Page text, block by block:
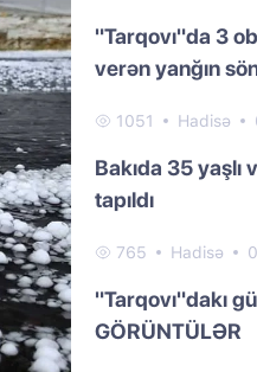
"Tarqovı"da 3
verən yanğın
1051 Hadisə
Bakıda 35 yaşlı
tapıldı
765 Hadisə
"Tarqovı"dakı
GÖRÜNTÜLƏR